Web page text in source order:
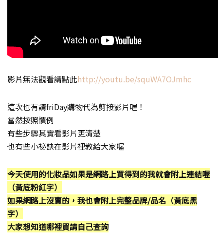
影片無法觀看請點此http://youtu.be/squWA7OJmhc
這次也有請friDay購物代為剪接影片喔！
當然按照慣例
有些步驟其實看影片更清楚
也有些小祕訣在影片裡教給大家喔
今天使用的化妝品如果是網路上買得到的我就會附上連結喔
（黃底粉紅字）
如果網路上沒賣的，我也會附上完整品牌/品名（黃底黑
字）
大家想知道哪裡買請自己查詢